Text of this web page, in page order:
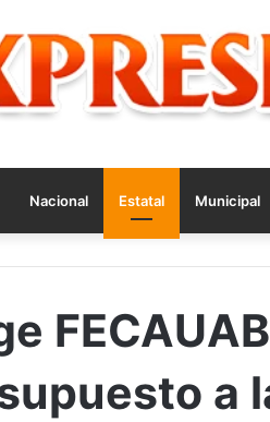
Nacional Estatal Municipal
a